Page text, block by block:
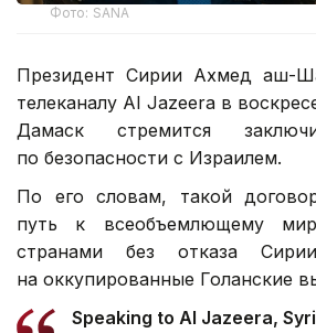
Фото: SANA
Президент Сирии Ахмед аш-
телеканалу Al Jazeera в
Дамаск стремится
по безопасности с Израилем.
По его словам, такой
путь к всеобъемлющему
странами без отказа
на оккупированные Голанские
Speaking to Al Jazeera,